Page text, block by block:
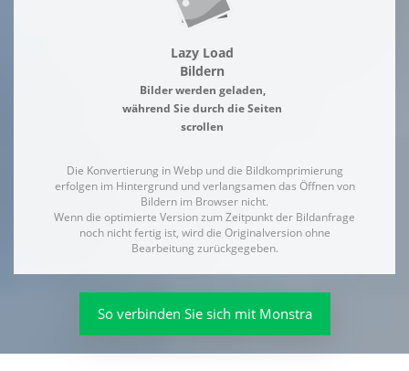
Lazy Load
Bildern
Bilder werden geladen,
während Sie durch die Seiten
scrollen
Die Konvertierung in Webp und die Bildkomprimierung
erfolgen im Hintergrund und verlangsamen das Öffnen von
Bildern im Browser nicht.
Wenn die optimierte Version zum Zeitpunkt der Bildanfrage
noch nicht fertig ist, wird die Originalversion ohne
Bearbeitung zurückgegeben.
So verbinden Sie sich mit Monstra